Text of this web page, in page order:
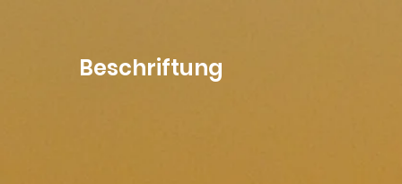
Beschriftung